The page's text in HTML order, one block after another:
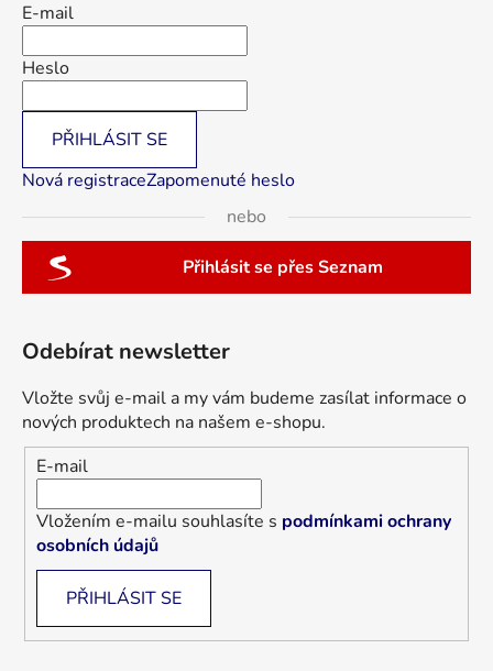
E-mail
Heslo
PŘIHLÁSIT SE
Nová registraceZapomenuté heslo
nebo
Přihlásit se přes Seznam
Odebírat newsletter
Vložte svůj e-mail a my vám budeme zasílat informace o
nových produktech na našem e-shopu.
E-mail
Vložením e-mailu souhlasíte s podmínkami ochrany
osobních údajů
PŘIHLÁSIT SE